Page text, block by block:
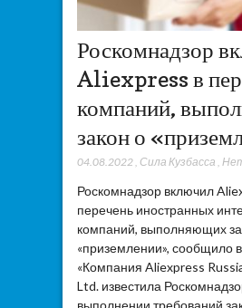
Роскомнадзор
Aliexpress в
компаний,
закон о
04.08.2022, Сила Кузбасса
Роскомнадзор включил
перечень иностранных
компаний, выполняющих
«приземлении», сообщило
«Компания Aliexpress
Ltd. известила